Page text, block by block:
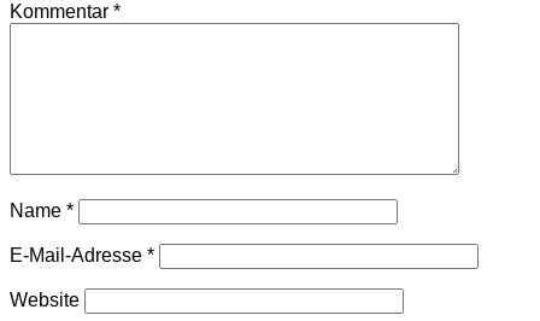
Kommentar *
Name *
E-Mail-Adresse *
Website